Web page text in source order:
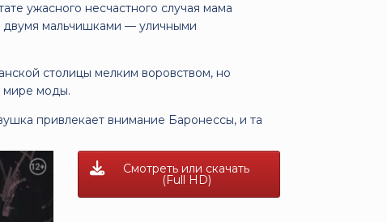
ужасного несчастного случая мама
двумя мальчишками — уличными
столицы мелким воровством, но
мире моды.
привлекает внимание Баронессы, и та
Смотреть или скачать
(Full HD)